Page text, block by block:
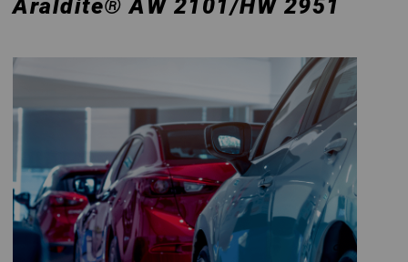
Araldite® AW 2101/HW 2951